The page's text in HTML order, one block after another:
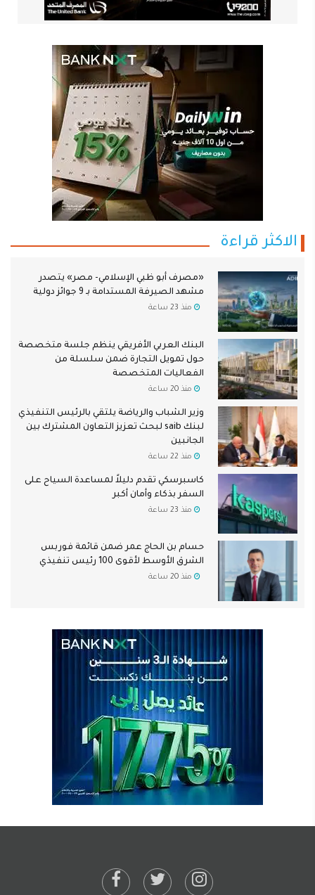
الاكثر قراءة
«مصرف أبو ظبي الإسلامي- مصر» يتصدر
مشهد الصيرفة المستدامة بـ 9 جوائز دولية
منذ 23 ساعة
البنك العربي الأفريقي ينظم جلسة متخصصة
حول تمويل التجارة ضمن سلسلة من
الفعاليات المتخصصة
منذ 20 ساعة
وزير الشباب والرياضة يلتقي بالرئيس التنفيذي
لبنك saib لبحث تعزيز التعاون المشترك بين
الجانبين
منذ 22 ساعة
كاسبرسكي تقدم دليلاً لمساعدة السياح على
السفر بذكاء وأمان أكبر
منذ 23 ساعة
حسام بن الحاج عمر ضمن قائمة فوربس
الشرق الأوسط لأقوى 100 رئيس تنفيذي
منذ 20 ساعة